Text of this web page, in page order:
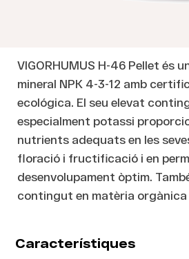
VIGORHUMUS H-46 Pellet és
mineral NPK 4-3-12 amb
ecológica. El seu elevat
especialment potassi
nutrients adequats en les
floració i fructificació i en
desenvolupament òptim.
contingut en matèria orgànica
Característiques